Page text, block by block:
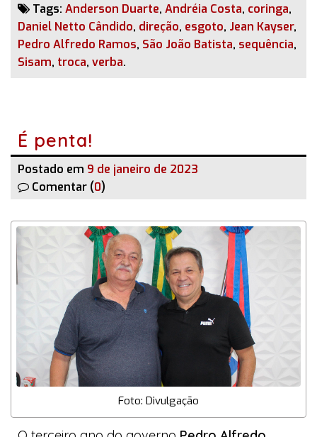
Tags: Anderson Duarte, Andréia Costa, coringa,
Daniel Netto Cândido, direção, esgoto, Jean Kayser,
Pedro Alfredo Ramos, São João Batista, sequência,
Sisam, troca, verba.
É penta!
Postado em 9 de janeiro de 2023
Comentar (0)
Foto: Divulgação